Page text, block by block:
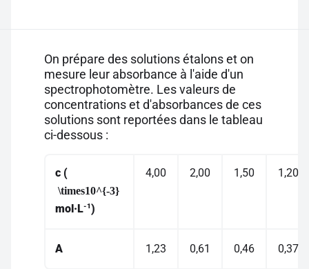
On prépare des solutions étalons et on
mesure leur absorbance à l'aide d'un
spectrophotomètre. Les valeurs de
concentrations et d'absorbances de ces
solutions sont reportées dans le tableau
ci-dessous :
c (
\times10^{-3}
mol·L-1)
4,00 2,00 1,50 1,20
A 1,23 0,61 0,46 0,37